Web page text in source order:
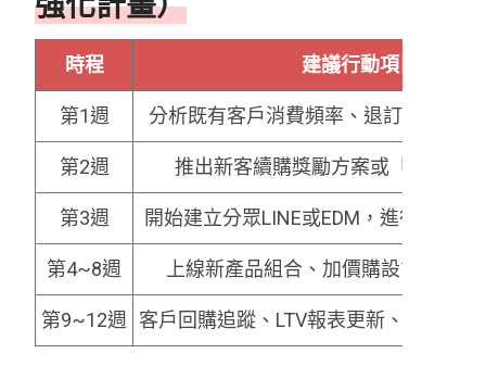
時程 建議行動項目
第1週 分析既有客戶消費頻率、退訂比率，初
第2週 推出新客續購獎勵方案或「訂閱制
第3週 開始建立分眾LINE或EDM，進行再行銷
第4~8週 上線新產品組合、加價購設計，啟動
第9~12週 客戶回購追蹤、LTV報表更新、下一階